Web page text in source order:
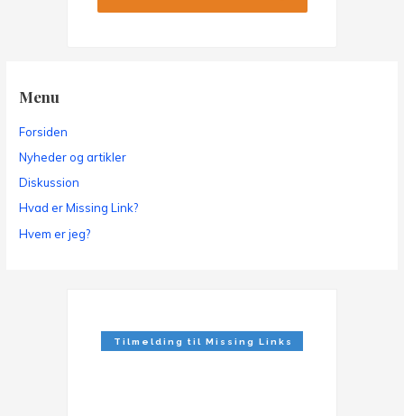
Menu
Forsiden
Nyheder og artikler
Diskussion
Hvad er Missing Link?
Hvem er jeg?
Tilmelding til Missing Links